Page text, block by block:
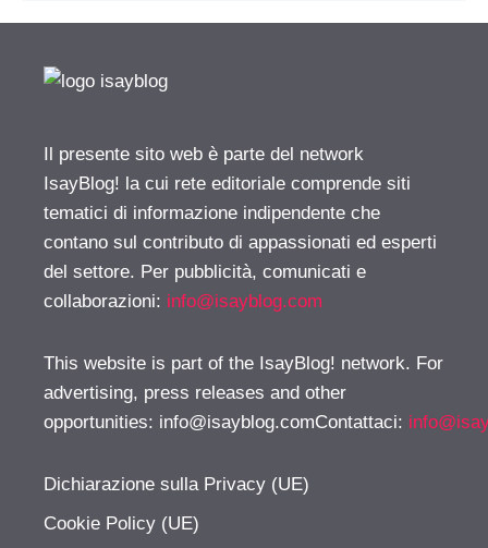
Il presente sito web è parte del network
IsayBlog! la cui rete editoriale comprende siti
tematici di informazione indipendente che
contano sul contributo di appassionati ed esperti
del settore. Per pubblicità, comunicati e
collaborazioni: info@isayblog.com
This website is part of the IsayBlog! network. For
advertising, press releases and other
opportunities: info@isayblog.comContattaci:
Dichiarazione sulla Privacy (UE)
Cookie Policy (UE)